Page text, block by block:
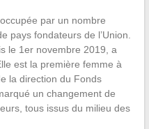
par un nombre
pays fondateurs de l’Union.
le 1er novembre 2019, a
est la première femme à
la direction du Fonds
un changement de
tous issus du milieu des